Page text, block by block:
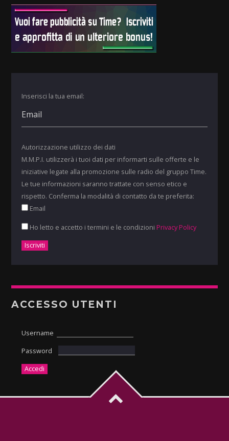
Inserisci la tua email:
Autorizzazione utilizzo dei dati
M.M.P.I. utilizzerà i tuoi dati per informarti sulle offerte e le
iniziative legate alla promozione sulle radio del gruppo Time.
Le tue informazioni saranno trattate con senso etico e
rispetto. Conferma la modalità di contatto da te preferita:
Email
Ho letto e accetto i termini e le condizioni Privacy Policy
ACCESSO UTENTI
Username
Password